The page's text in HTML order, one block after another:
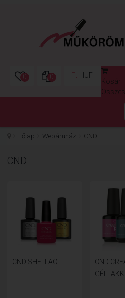
0 0 Ft HUF
Kosár
Összes:
Főlap Webáruház CND
CND
CND SHELLAC
CND
GÉLLAKK